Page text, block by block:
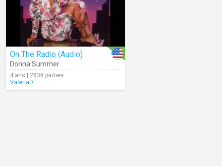
On The Radio (Audio)
Donna Summer
4 ans | 2838 parties
ValeriaD